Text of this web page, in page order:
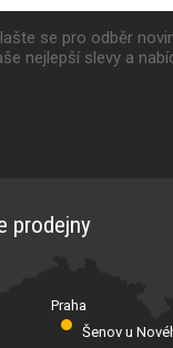
se pro odběr
nejlepší slevy a
prodejny
Praha
Šenov u